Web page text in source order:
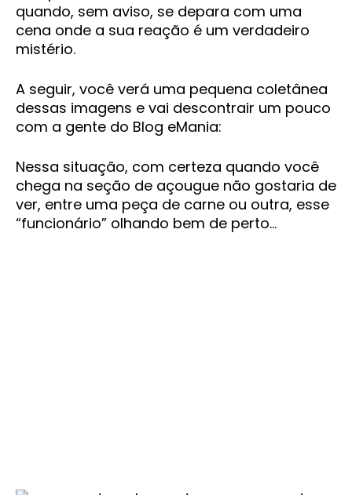
quando, sem aviso, se depara com uma
cena onde a sua reação é um verdadeiro
mistério.
A seguir, você verá uma pequena coletânea
dessas imagens e vai descontrair um pouco
com a gente do Blog eMania:
Nessa situação, com certeza quando você
chega na seção de açougue não gostaria de
ver, entre uma peça de carne ou outra, esse
“funcionário” olhando bem de perto…